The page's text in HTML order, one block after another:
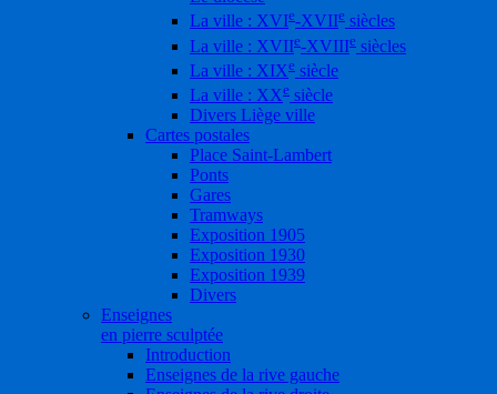
La ville : XVIe-XVIIe siècles
La ville : XVIIe-XVIIIe siècles
La ville : XIXe siècle
La ville : XXe siècle
Divers Liège ville
Cartes postales
Place Saint-Lambert
Ponts
Gares
Tramways
Exposition 1905
Exposition 1930
Exposition 1939
Divers
Enseignes
en pierre sculptée
Introduction
Enseignes de la rive gauche